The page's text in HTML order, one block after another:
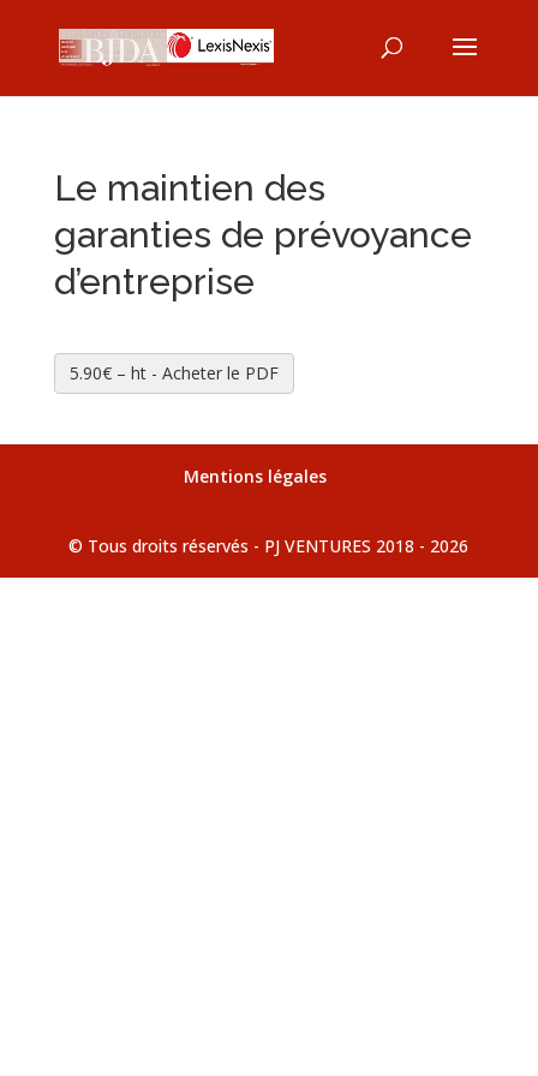
Le maintien des
garanties de prévoyance
d’entreprise
5.90€ – ht - Acheter le PDF
Mentions légales
© Tous droits réservés - PJ VENTURES 2018 - 2026